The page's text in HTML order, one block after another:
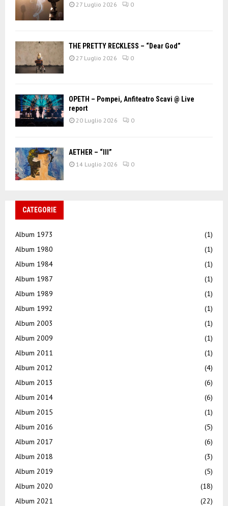
27 Luglio 2026 0
THE PRETTY RECKLESS – “Dear God”
27 Luglio 2026 0
OPETH – Pompei, Anfiteatro Scavi @ Live
report
20 Luglio 2026 0
AETHER – “III”
14 Luglio 2026 0
CATEGORIE
Album 1973
(1)
Album 1980
(1)
Album 1984
(1)
Album 1987
(1)
Album 1989
(1)
Album 1992
(1)
Album 2003
(1)
Album 2009
(1)
Album 2011
(1)
Album 2012
(4)
Album 2013
(6)
Album 2014
(6)
Album 2015
(1)
Album 2016
(5)
Album 2017
(6)
Album 2018
(3)
Album 2019
(5)
Album 2020
(18)
Album 2021
(22)